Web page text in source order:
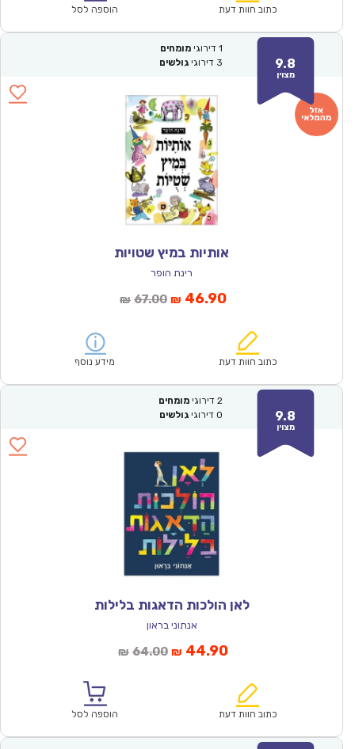
₪64.00.
כתוב חוות דעת הוספה לסל
9.8
מצוין
1 דירוגי מומחים
3 דירוגי גולשים
אותיות במיץ שטויות
רינת הופר
₪ 67.00המחיר
₪67.00.
₪ 46.90המחיר
הוא:
כתוב חוות דעת מידע נוסף
9.8
מצוין
2 דירוגי מומחים
0 דירוגי גולשים
לאן הולכות הדאגות בלילות
אנתוני בראון
₪ 64.00המחיר
₪64.00.
₪ 44.90המחיר
הוא:
כתוב חוות דעת הוספה לסל